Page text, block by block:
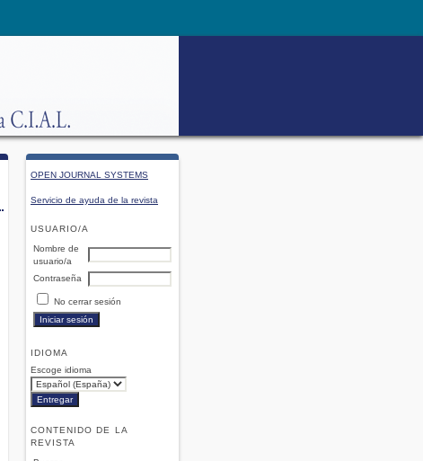
OPEN JOURNAL SYSTEMS
Servicio de ayuda de la revista
USUARIO/A
Nombre de
usuario/a
Contraseña
No cerrar sesión
IDIOMA
Escoge idioma
CONTENIDO DE LA
REVISTA